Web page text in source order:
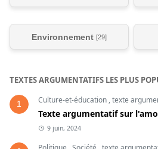
Environnement [29]
TEXTES ARGUMENTATIFS LES PLUS
1 Culture-et-éducation ,texte
Texte argumentatif sur
9 juin, 2024